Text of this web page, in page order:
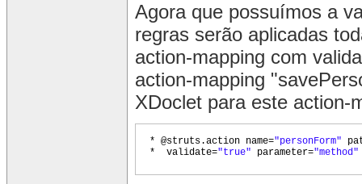
Agora que possuímos a
regras serão aplicadas
action-mapping com
action-mapping
XDoclet para este action-
* @struts.action name="personForm"
* validate="true" parameter=